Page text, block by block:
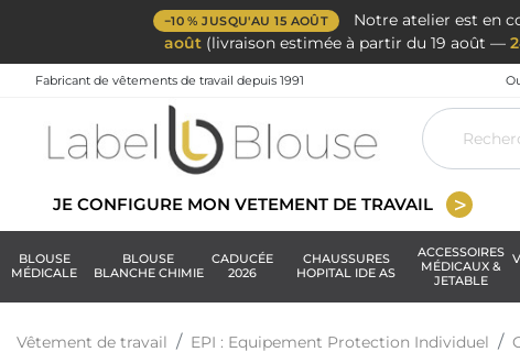
−10 % JUSQU'AU 15 AOÛT Notre atelier est en
août (livraison estimée à partir du 19 août —
Fabricant de vêtements de travail depuis 1991
JE CONFIGURE MON VETEMENT DE TRAVAIL
BLOUSE
MÉDICALE
BLOUSE
BLANCHE CHIMIE
CADUCÉE
2026
CHAUSSURES
HOPITAL IDE AS
ACCESSOIRES
MÉDICAUX &
JETABLE
Vêtement de travail EPI : Equipement Protection Individuel